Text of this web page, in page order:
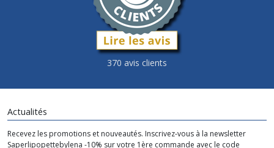
370 avis clients
Actualités
Recevez les promotions et nouveautés. Inscrivez-vous à la newsletter
Saperlipopettebylena -10% sur votre 1ère commande avec le code